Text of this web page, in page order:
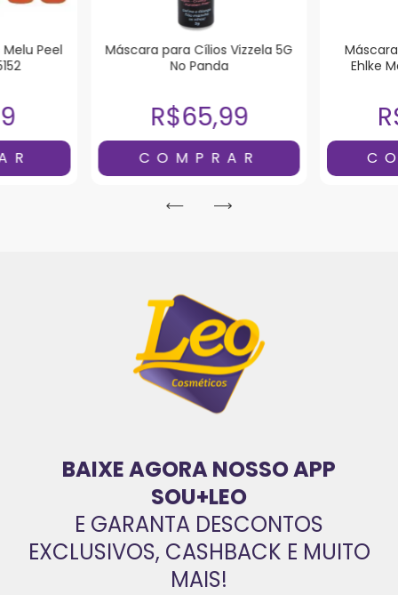
Peel
Máscara para Cílios Vizzela 5G
No Panda
R$65,99
Ehlke
BAIXE AGORA NOSSO APP
SOU+LEO
E GARANTA DESCONTOS
EXCLUSIVOS, CASHBACK E MUITO
MAIS!